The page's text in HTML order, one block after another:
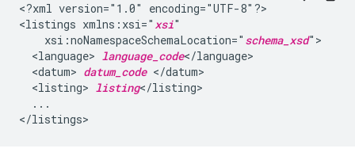
<?xml version="1.0"
encoding="UTF-8"?>
<listings xmlns:xsi=" xsi
xsi:noNamespaceSchemaLocation=" schema_xsd
<language> language_code
<datum> datum_code
<listing> listing
...